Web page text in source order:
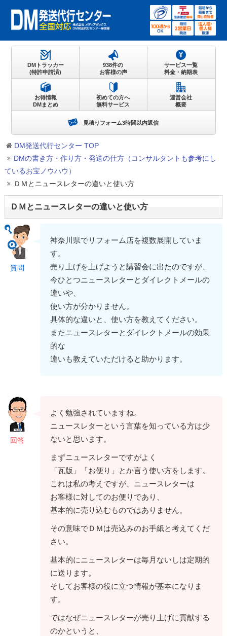
DM発送代行センター TOP
DMの書き方・作り方・発送の仕方（コンサルタントも参考にし
ているお宝ノウハウ）
ＤＭとニュースレターの違いと使い方
ＤＭとニュースレターの違いと使い方
質問
神奈川県でリフォーム店を複数展開していま
す。
売り上げを上げようと講習会に出たのですが、
今ひとつニュースレターとダイレクトメールの
違いや、
使い方が分かりません。
具体的な違いと、使い方を教えてください。
またニュースレターとダイレクトメールの効果
的な
違いも教えていただけると助かります。
回答
よく勉強されていますね。
ニュースレターという言葉を知っている方は少
ないと思います。
まずニュースレターですがよく
「瓦版」「お便り」とか言う使い方をします。
これは私の考えですが、ニュースレターは
お客様に対してのお便りであり、
基本的に売り込むものではありません。
その意味でＤＭは売込みのお手紙と考えてくだ
さい。
基本的にニュースレターは毎月ないしは定期的
に送ります。
そしてお客様の役に立つ情報が基本になりま
す。
ではなぜニュースレターが売り上げに貢献する
のかというと、
DMトラッカー
(特許申請済)
938件の
お客様の声
サービス一覧
料金・納期表
お得情報
DMまとめ
初めての方へ
無料サービス
運営会社
概要
見積りフォーム3時間以内返信